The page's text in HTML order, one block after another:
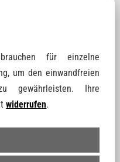
für einzelne
um den einwandfreien
gewährleisten. Ihre
widerrufen.